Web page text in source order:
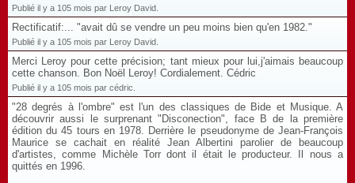
Publié il y a 105 mois par Leroy David.
Rectificatif:... "avait dû se vendre un peu moins bien qu'en 1982."
Publié il y a 105 mois par Leroy David.
Merci Leroy pour cette précision; tant mieux pour lui,j'aimais beaucoup
cette chanson. Bon Noël Leroy! Cordialement. Cédric
Publié il y a 105 mois par cédric.
"28 degrés à l'ombre" est l'un des classiques de Bide et Musique. A
découvrir aussi le surprenant "Disconection", face B de la première
édition du 45 tours en 1978. Derrière le pseudonyme de Jean-François
Maurice se cachait en réalité Jean Albertini parolier de beaucoup
d'artistes, comme Michèle Torr dont il était le producteur. Il nous a
quittés en 1996.